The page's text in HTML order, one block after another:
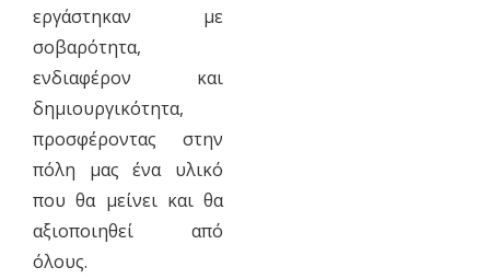
εργάστηκαν με
σοβαρότητα,
ενδιαφέρον και
δημιουργικότητα,
προσφέροντας στην
πόλη μας ένα υλικό
που θα μείνει και θα
αξιοποιηθεί από
όλους.